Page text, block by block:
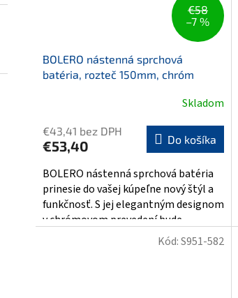
€58
–7 %
BOLERO nástenná sprchová
batéria, rozteč 150mm, chróm
Skladom
€43,41 bez DPH
€53,40 Do košíka
BOLERO nástenná sprchová batéria
prinesie do vašej kúpeľne nový štýl a
funkčnosť. S jej elegantným designom
v chrómovom prevedení bude...
Kód:S951-582